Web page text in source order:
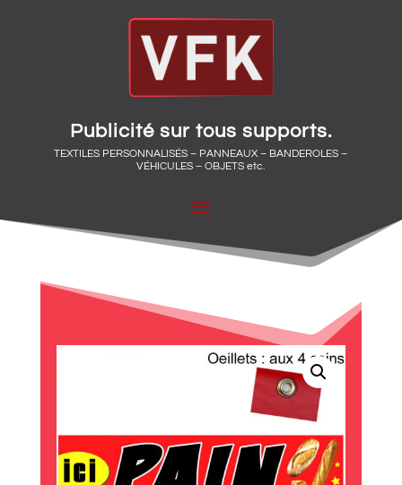
Publicité sur tous supports.
TEXTILES PERSONNALISÉS – PANNEAUX – BANDEROLES –
VÉHICULES – OBJETS etc.